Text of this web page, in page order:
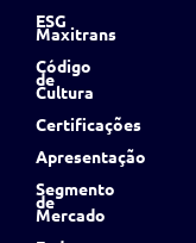
ESG
Maxitrans
Código
de
Cultura
Certificações
Apresentação
Segmento
de
Mercado